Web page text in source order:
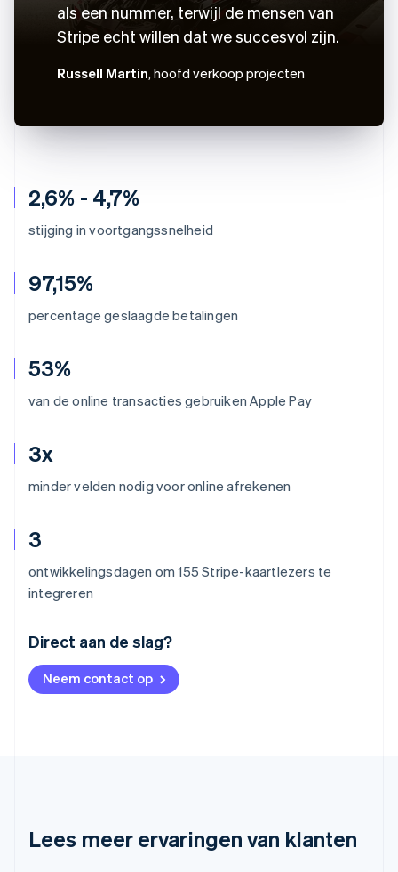
2,6% - 4,7%
stijging in voortgangssnelheid
97,15%
percentage geslaagde betalingen
53%
van de online transacties gebruiken Apple Pay
3x
minder velden nodig voor online afrekenen
3
ontwikkelingsdagen om 155 Stripe-kaartlezers te
integreren
Direct aan de slag?
Neem contact op
als een nummer, terwijl de mensen van
Stripe echt willen dat we succesvol zijn.
Russell Martin, hoofd verkoop projecten
Lees meer ervaringen van klanten
Australië
English
België
NederlandsFrançais Deutsch
Denemarken